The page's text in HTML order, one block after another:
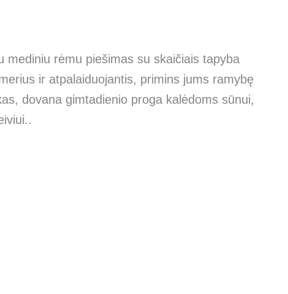
mediniu rėmu piešimas su skaičiais tapyba
ir atpalaiduojantis, primins jums ramybę
dovana gimtadienio proga kalėdoms sūnui,